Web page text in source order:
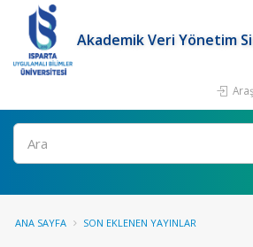
Akademik Veri Yönetim
Ara
ANA SAYFA SON EKLENEN YAYINLAR